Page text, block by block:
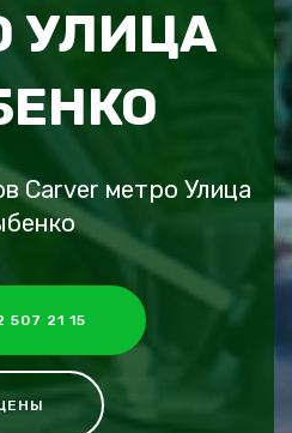
УЛИЦА
Carver метро Улица
507 21 15